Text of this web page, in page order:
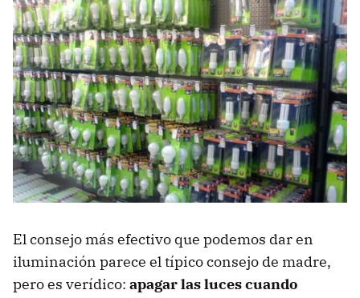
El consejo más efectivo que podemos dar en
iluminación parece el típico consejo de madre,
pero es verídico: apagar las luces cuando